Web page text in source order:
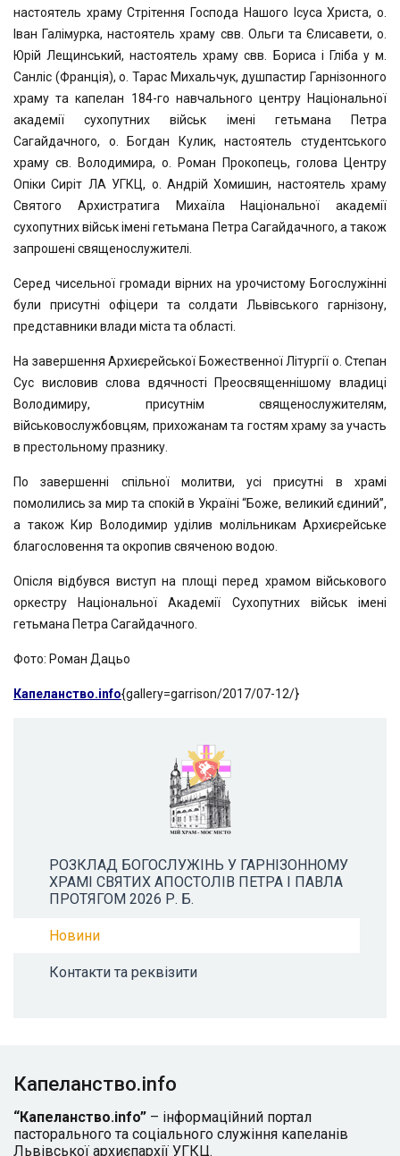
настоятель храму Стрітення Господа Нашого Ісуса Христа, о.
Іван Галімурка,настоятель храму свв. Ольги та Єлисавети, о.
Юрій Лещинський, настоятель храму свв. Бориса і Гліба у м.
Санліс (Франція), о. Тарас Михальчук, душпастир Гарнізонного
храму та капелан 184-го навчального центру Національної
академії сухопутних військ імені гетьмана Петра
Сагайдачного, о. Богдан Кулик, настоятель студентського
храму св. Володимира, о. Роман Прокопець, голова Центру
Опіки Сиріт ЛА УГКЦ, о. Андрій Хомишин, настоятель храму
Святого Архистратига Михаїла Національної академії
сухопутних військ імені гетьмана Петра Сагайдачного, а також
запрошені священослужителі.
Серед чисельної громади вірних на урочистому Богослужінні
були присутні офіцери та солдати Львівського гарнізону,
представники влади міста та області.
На завершення Архиєрейської Божественної Літургії о. Степан
Сус висловив слова вдячності Преосвященнішому владиці
Володимиру, присутнім священослужителям,
військовослужбовцям, прихожанам та гостям храму за участь
в престольному празнику.
По завершенні спільної молитви, усі присутні в храмі
помолились за мир та спокій в Україні “Боже, великий єдиний”,
а також Кир Володимир уділив молільникам Архиєрейське
благословення та окропив свяченою водою.
Опісля відбувся виступ на площі перед храмом військового
оркестру Національної Академії Сухопутних військ імені
гетьмана Петра Сагайдачного.
Фото: Роман Дацьо
Капеланство.info{gallery=garrison/2017/07-12/}
РОЗКЛАД БОГОСЛУЖІНЬ У ГАРНІЗОННОМУ
ХРАМІ СВЯТИХ АПОСТОЛІВ ПЕТРА І ПАВЛА
ПРОТЯГОМ 2026 Р. Б.
Новини
Контакти та реквізити
Капеланство.info
“Капеланство.info” – інформаційний портал
пасторального та соціального служіння капеланів
Львівської архиєпархії УГКЦ.